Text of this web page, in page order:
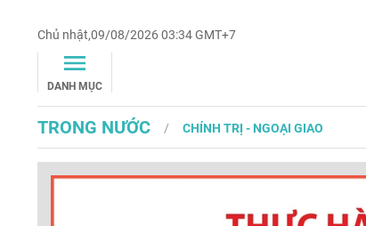
Chủ nhật,09/08/2026 03:34 GMT+7
DANH MỤC
TRONG NƯỚC CHÍNH TRỊ - NGOẠI GIAO